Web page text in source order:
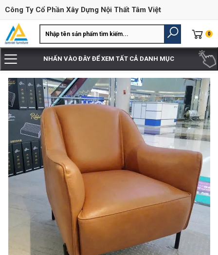
Công Ty Cổ Phần Xây Dựng Nội Thất Tâm Việt
0
NHẤN VÀO ĐÂY ĐỂ XEM TẤT CẢ DANH MỤC